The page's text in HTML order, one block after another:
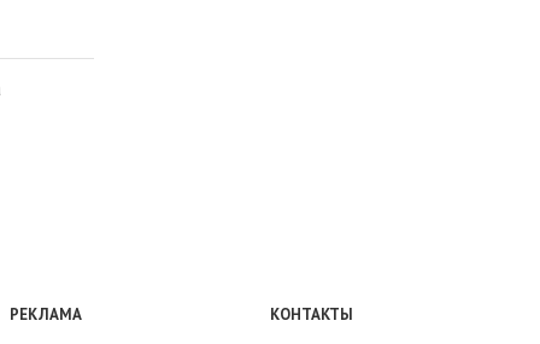
РЕКЛАМА КОНТАКТЫ